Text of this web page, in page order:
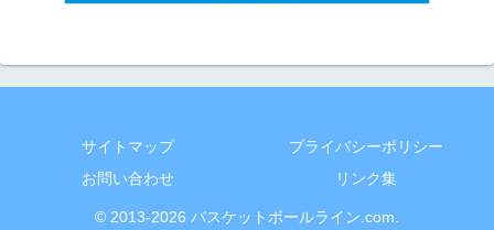
サイトマップ
プライバシーポリシー
お問い合わせ
リンク集
© 2013-2026 バスケットボールライン.com.